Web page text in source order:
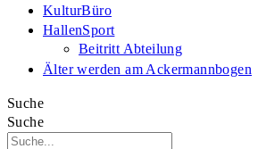
KulturBüro
HallenSport
Beitritt Abteilung
Älter werden am Ackermannbogen
Suche
Suche